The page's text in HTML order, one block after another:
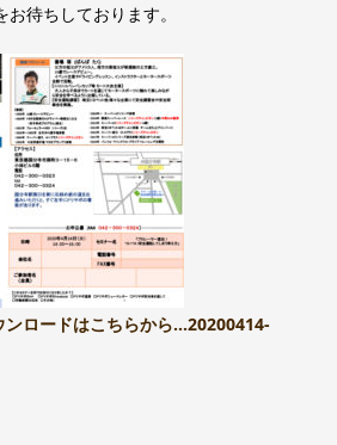
待ちしております。
ンロードはこちらから…20200414-